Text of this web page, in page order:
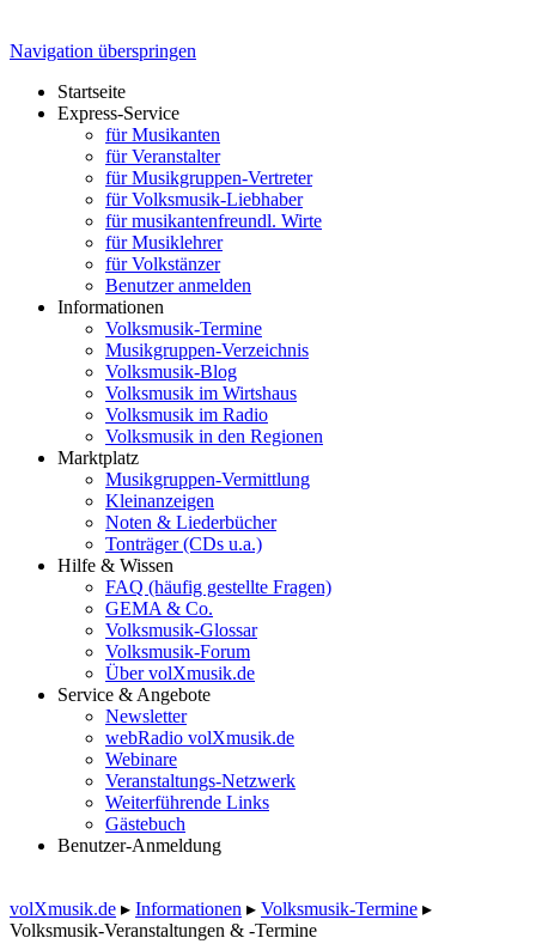
Navigation überspringen
Startseite
Express-Service
für Musikanten
für Veranstalter
für Musikgruppen-Vertreter
für Volksmusik-Liebhaber
für musikantenfreundl. Wirte
für Musiklehrer
für Volkstänzer
Benutzer anmelden
Informationen
Volksmusik-Termine
Musikgruppen-Verzeichnis
Volksmusik-Blog
Volksmusik im Wirtshaus
Volksmusik im Radio
Volksmusik in den Regionen
Marktplatz
Musikgruppen-Vermittlung
Kleinanzeigen
Noten & Liederbücher
Tonträger (CDs u.a.)
Hilfe & Wissen
FAQ (häufig gestellte Fragen)
GEMA & Co.
Volksmusik-Glossar
Volksmusik-Forum
Über volXmusik.de
Service & Angebote
Newsletter
webRadio volXmusik.de
Webinare
Veranstaltungs-Netzwerk
Weiterführende Links
Gästebuch
Benutzer-Anmeldung
volXmusik.de ▸ Informationen ▸ Volksmusik-Termine ▸
Volksmusik-Veranstaltungen & -Termine